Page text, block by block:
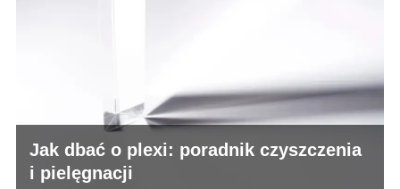
Jak dbać o plexi: poradnik czyszczenia
i pielęgnacji